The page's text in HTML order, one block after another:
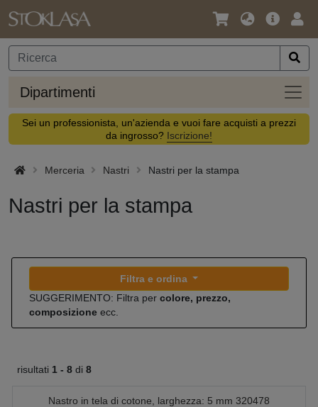
Lingua
Valuta
Offerta
Dipartimenti
Sei un professionista, un'azienda e vuoi fare acquisti a prezzi
da ingrosso? Iscrizione!
Merceria Nastri Nastri per la stampa
Nastri per la stampa
Filtra e ordina
SUGGERIMENTO: Filtra per colore, prezzo,
composizione ecc.
risultati 1 - 8 di 8
Nastro in tela di cotone, larghezza: 5 mm 320478